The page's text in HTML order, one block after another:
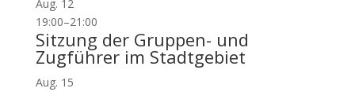
Aug. 12
19:00–21:00
Sitzung der Gruppen- und
Zugführer im Stadtgebiet
Aug. 15